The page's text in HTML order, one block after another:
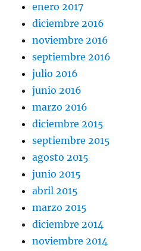
enero 2017
diciembre 2016
noviembre 2016
septiembre 2016
julio 2016
junio 2016
marzo 2016
diciembre 2015
septiembre 2015
agosto 2015
junio 2015
abril 2015
marzo 2015
diciembre 2014
noviembre 2014